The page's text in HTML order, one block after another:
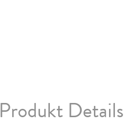
Produkt Details